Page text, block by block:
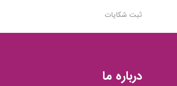
ثبت شکایات
درباره ما